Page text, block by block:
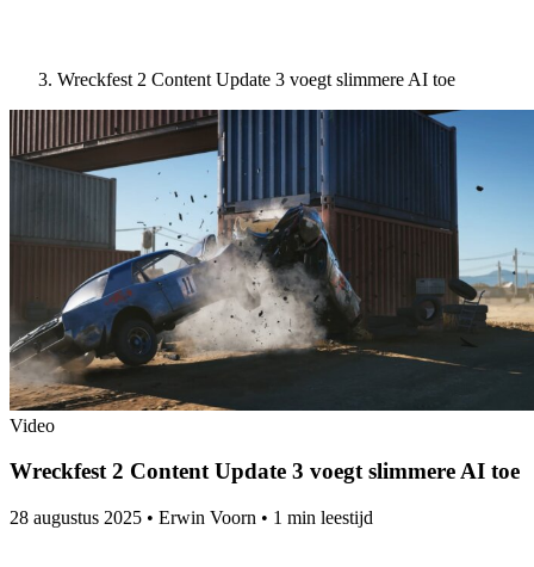
Wreckfest 2 Content Update 3 voegt slimmere AI toe
Video
Wreckfest 2 Content Update 3 voegt slimmere AI toe
28 augustus 2025 • Erwin Voorn • 1 min leestijd